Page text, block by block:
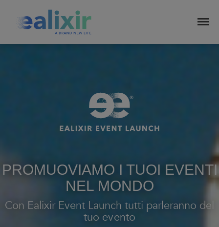
CHI SIAMO
Mission
I Nostri Valori
Codice di Condotta
FAQ
PROMUOVIAMO I TUOI EVENTI
NEL MONDO
Con Ealixir Event Launch tutti parleranno del
tuo evento